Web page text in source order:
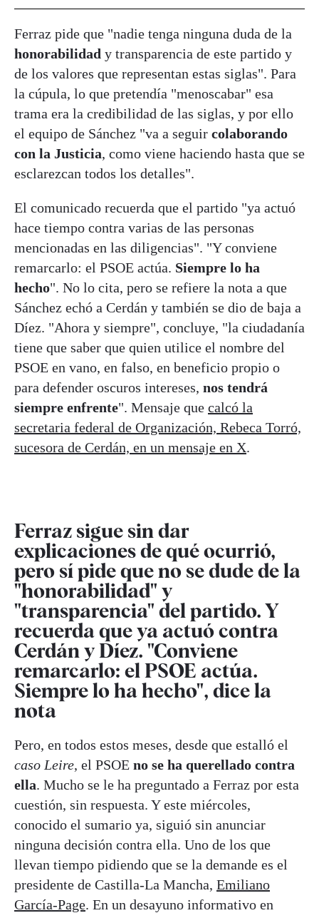
Ferraz pide que "nadie tenga ninguna duda de la
honorabilidad y transparencia de este partido y
de los valores que representan estas siglas". Para
la cúpula, lo que pretendía "menoscabar" esa
trama era la credibilidad de las siglas, y por ello
el equipo de Sánchez "va a seguir colaborando
con la Justicia, como viene haciendo hasta que se
esclarezcan todos los detalles".
El comunicado recuerda que el partido "ya actuó
hace tiempo contra varias de las personas
mencionadas en las diligencias". "Y conviene
remarcarlo: el PSOE actúa. Siempre lo ha
hecho". No lo cita, pero se refiere la nota a que
Sánchez echó a Cerdán y también se dio de baja a
Díez. "Ahora y siempre", concluye, "la ciudadanía
tiene que saber que quien utilice el nombre del
PSOE en vano, en falso, en beneficio propio o
para defender oscuros intereses, nos tendrá
siempre enfrente". Mensaje que calcó la
secretaria federal de Organización, Rebeca Torró,
sucesora de Cerdán, en un mensaje en X.
Ferraz sigue sin dar
explicaciones de qué ocurrió,
pero sí pide que no se dude de la
"honorabilidad" y
"transparencia" del partido. Y
recuerda que ya actuó contra
Cerdán y Díez. "Conviene
remarcarlo: el PSOE actúa.
Siempre lo ha hecho", dice la
nota
Pero, en todos estos meses, desde que estalló el
caso Leire, el PSOE no se ha querellado contra
ella. Mucho se le ha preguntado a Ferraz por esta
cuestión, sin respuesta. Y este miércoles,
conocido el sumario ya, siguió sin anunciar
ninguna decisión contra ella. Uno de los que
llevan tiempo pidiendo que se la demande es el
presidente de Castilla-La Mancha, Emiliano
García-Page. En un desayuno informativo en